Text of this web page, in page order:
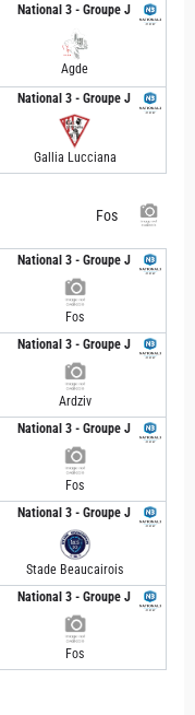
National 3 - Groupe J
Agde
National 3 - Groupe J
Gallia Lucciana
Fos
National 3 - Groupe J
Fos
National 3 - Groupe J
Ardziv
National 3 - Groupe J
Fos
National 3 - Groupe J
Stade Beaucairois
National 3 - Groupe J
Fos